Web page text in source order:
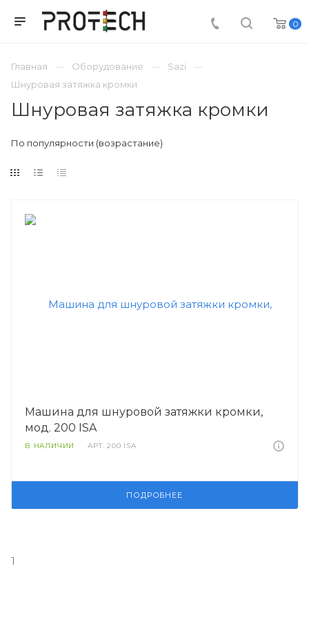
0
Главная Оборудование
Sazi
Шнуровая затяжка кромки
Шнуровая затяжка кромки
По популярности (возрастание)
Машина для шнуровой затяжки кромки,
мод. 200 ISA
В НАЛИЧИИ АРТ.200 ISA
ПОДРОБНЕЕ
1